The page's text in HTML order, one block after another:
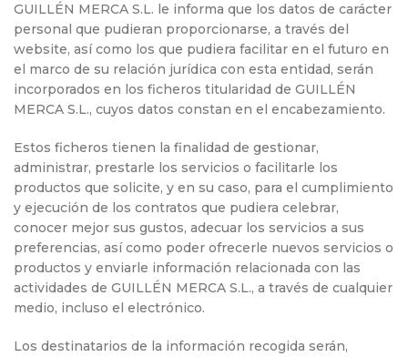
GUILLÉN MERCA S.L. le informa que los datos de carácter
personal que pudieran proporcionarse, a través del
website, así como los que pudiera facilitar en el futuro en
el marco de su relación jurídica con esta entidad, serán
incorporados en los ficheros titularidad de GUILLÉN
MERCA S.L., cuyos datos constan en el encabezamiento.
Estos ficheros tienen la finalidad de gestionar,
administrar, prestarle los servicios o facilitarle los
productos que solicite, y en su caso, para el cumplimiento
y ejecución de los contratos que pudiera celebrar,
conocer mejor sus gustos, adecuar los servicios a sus
preferencias, así como poder ofrecerle nuevos servicios o
productos y enviarle información relacionada con las
actividades de GUILLÉN MERCA S.L., a través de cualquier
medio, incluso el electrónico.
Los destinatarios de la información recogida serán,